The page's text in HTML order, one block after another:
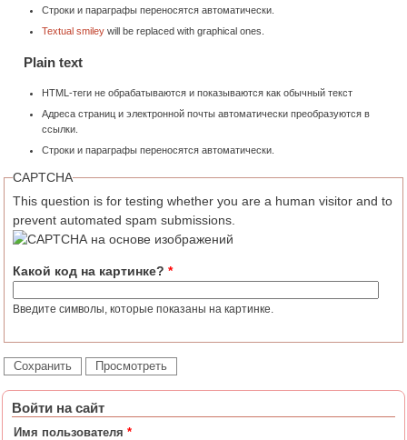
Строки и параграфы переносятся автоматически.
Textual smileywill be replaced with graphical ones.
Plain text
HTML-теги не обрабатываются и показываются как обычный текст
Адреса страниц и электронной почты автоматически преобразуются в
ссылки.
Строки и параграфы переносятся автоматически.
CAPTCHA
This question is for testing whether you are a human visitor and to
prevent automated spam submissions.
Какой код на картинке? *
Введите символы, которые показаны на картинке.
Войти на сайт
Имя пользователя *